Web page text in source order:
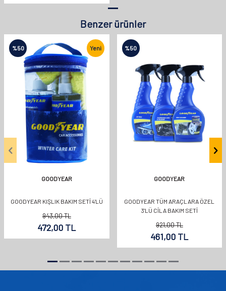
Benzer ürünler
%50 Yeni
GOODYEAR
GOODYEAR KIŞLIK BAKIM SETİ 4'LÜ
943,00TL
472,00 TL
%50
GOODYEAR
GOODYEAR TÜM ARAÇLARA ÖZEL
3'LÜ CILA BAKIM SETI
921,00TL
461,00 TL